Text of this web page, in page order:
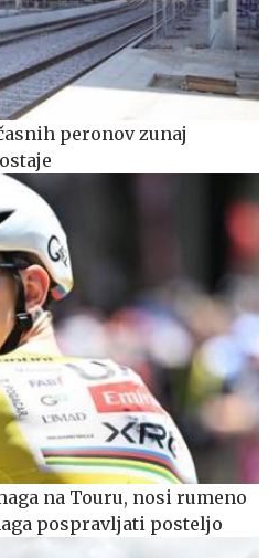
peronov zunaj
na Touru, nosi rumeno
pospravljati posteljo